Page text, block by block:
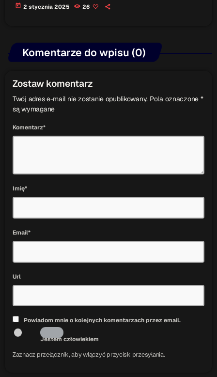
today 2 stycznia 2025 26
Komentarze do wpisu (0)
Zostaw komentarz
Twój adres e-mail nie zostanie opublikowany. Pola oznaczone *
są wymagane
Komentarz*
Imię*
Email*
Url
Powiadom mnie o kolejnych komentarzach przez email.
Jestem człowiekiem
Zaznacz przełącznik, aby włączyć przycisk przesyłania.